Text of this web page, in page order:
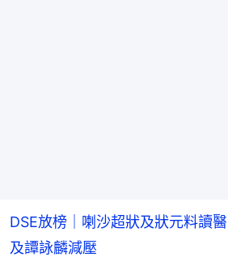
DSE放榜｜喇沙超狀及狀元料
及譚詠麟減壓